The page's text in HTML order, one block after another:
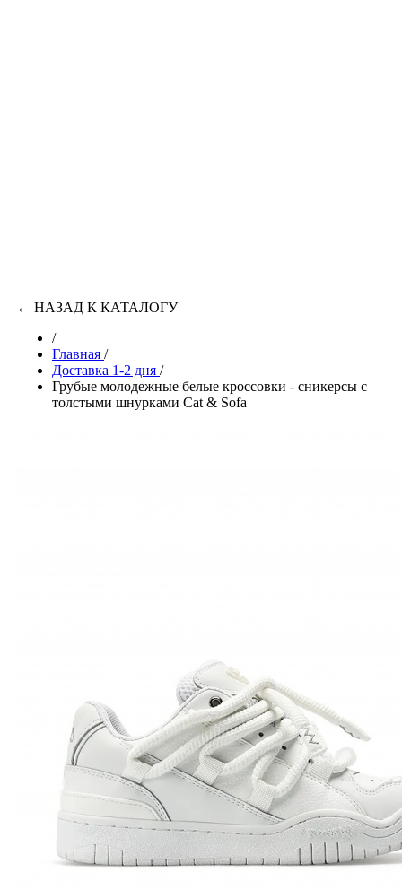
← НАЗАД К КАТАЛОГУ
/
Главная /
Доставка 1-2 дня /
Грубые молодежные белые кроссовки - сникерсы с
толстыми шнурками Cat & Sofa